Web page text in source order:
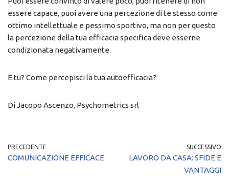
essere capace, puoi avere una percezione di te stesso come
ottimo intellettuale e pessimo sportivo, ma non per questo
la percezione della tua efficacia specifica deve esserne
condizionata negativamente.
E tu? Come percepisci la tua autoefficacia?
Di Jacopo Ascenzo, Psychometrics srl
PRECEDENTE
COMUNICAZIONE EFFICACE
SUCCESSIVO
LAVORO DA CASA: SFIDE E
VANTAGGI